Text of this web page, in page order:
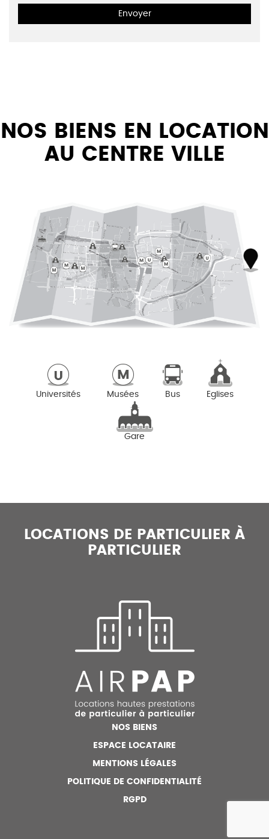
Envoyer
NOS BIENS EN LOCATION
AU CENTRE VILLE
Universités Musées Bus Eglises
Gare
LOCATIONS DE PARTICULIER À
PARTICULIER
NOS BIENS
ESPACE LOCATAIRE
MENTIONS LÉGALES
POLITIQUE DE CONFIDENTIALITÉ
RGPD